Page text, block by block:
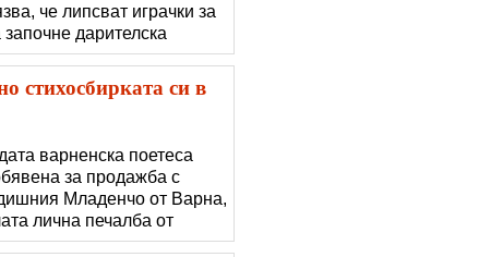
че липсват играчки за
дарителска
хора от много части на
стихосбирката си в
варненска поетеса
за продажба с
Младенчо от Варна,
лична печалба от